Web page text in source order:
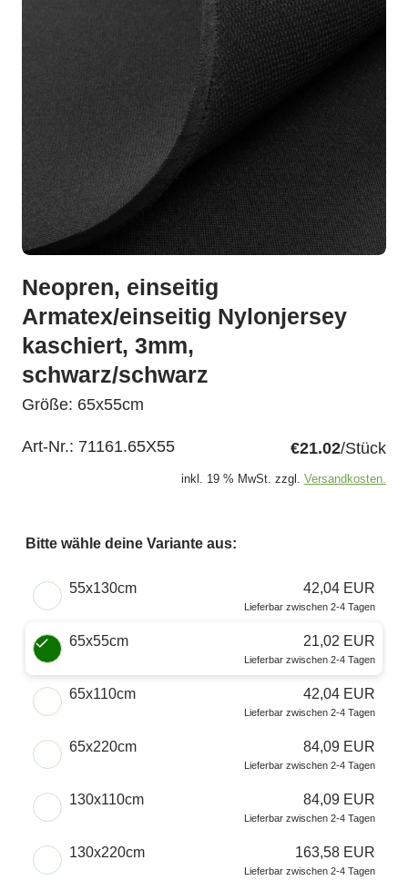
Neopren, einseitig
Armatex/einseitig Nylonjersey
kaschiert, 3mm,
schwarz/schwarz
Größe: 65x55cm
Art-Nr.: 71161.65X55 €21.02/Stück
inkl. 19 % MwSt. zzgl. Versandkosten.
Bitte wähle deine Variante aus:
Wähle eine Größe
55x130cm 42,04 EUR
Lieferbar zwischen 2-4 Tagen
65x55cm 21,02 EUR
Lieferbar zwischen 2-4 Tagen
65x110cm 42,04 EUR
Lieferbar zwischen 2-4 Tagen
65x220cm 84,09 EUR
Lieferbar zwischen 2-4 Tagen
130x110cm 84,09 EUR
Lieferbar zwischen 2-4 Tagen
130x220cm 163,58 EUR
Lieferbar zwischen 2-4 Tagen